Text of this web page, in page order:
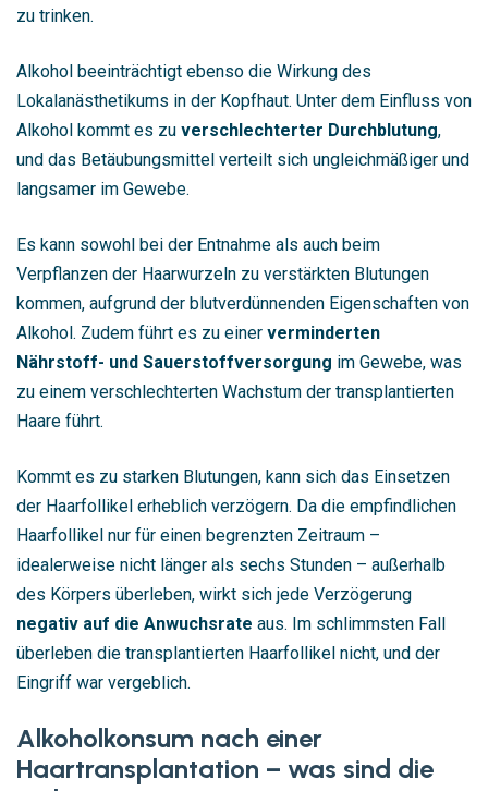
zu trinken.
Alkohol beeinträchtigt ebenso die Wirkung des
Lokalanästhetikums in der Kopfhaut. Unter dem Einfluss von
Alkohol kommt es zu verschlechterter Durchblutung,
und das Betäubungsmittel verteilt sich ungleichmäßiger und
langsamer im Gewebe.
Es kann sowohl bei der Entnahme als auch beim
Verpflanzen der Haarwurzeln zu verstärkten Blutungen
kommen, aufgrund der blutverdünnenden Eigenschaften von
Alkohol. Zudem führt es zu einer verminderten
Nährstoff- und Sauerstoffversorgung im Gewebe, was
zu einem verschlechterten Wachstum der transplantierten
Haare führt.
Kommt es zu starken Blutungen, kann sich das Einsetzen
der Haarfollikel erheblich verzögern. Da die empfindlichen
Haarfollikel nur für einen begrenzten Zeitraum –
idealerweise nicht länger als sechs Stunden – außerhalb
des Körpers überleben, wirkt sich jede Verzögerung
negativ auf die Anwuchsrate aus. Im schlimmsten Fall
überleben die transplantierten Haarfollikel nicht, und der
Eingriff war vergeblich.
Alkoholkonsum nach einer
Haartransplantation – was sind die